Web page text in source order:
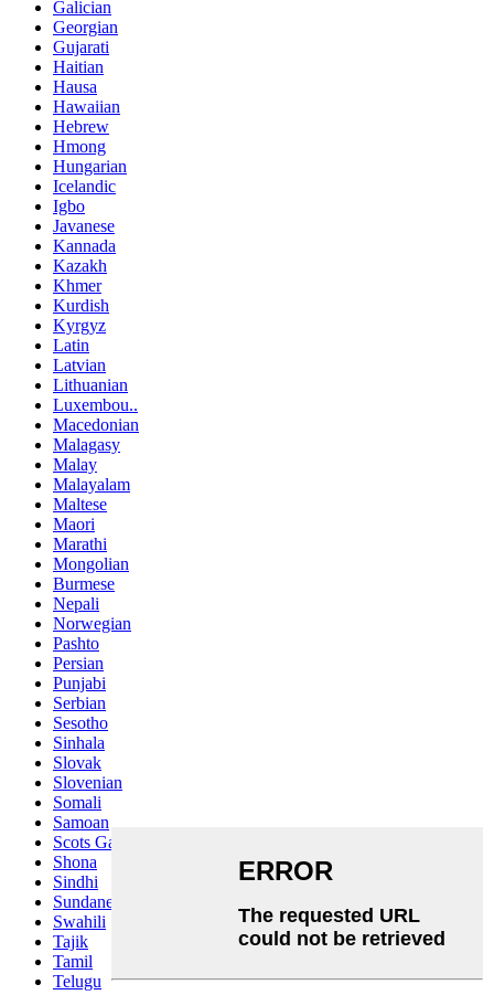
Galician
Georgian
Gujarati
Haitian
Hausa
Hawaiian
Hebrew
Hmong
Hungarian
Icelandic
Igbo
Javanese
Kannada
Kazakh
Khmer
Kurdish
Kyrgyz
Latin
Latvian
Lithuanian
Luxembou..
Macedonian
Malagasy
Malay
Malayalam
Maltese
Maori
Marathi
Mongolian
Burmese
Nepali
Norwegian
Pashto
Persian
Punjabi
Serbian
Sesotho
Sinhala
Slovak
Slovenian
Somali
Samoan
Scots Gaelic
Shona
Sindhi
Sundanese
Swahili
Tajik
Tamil
Telugu